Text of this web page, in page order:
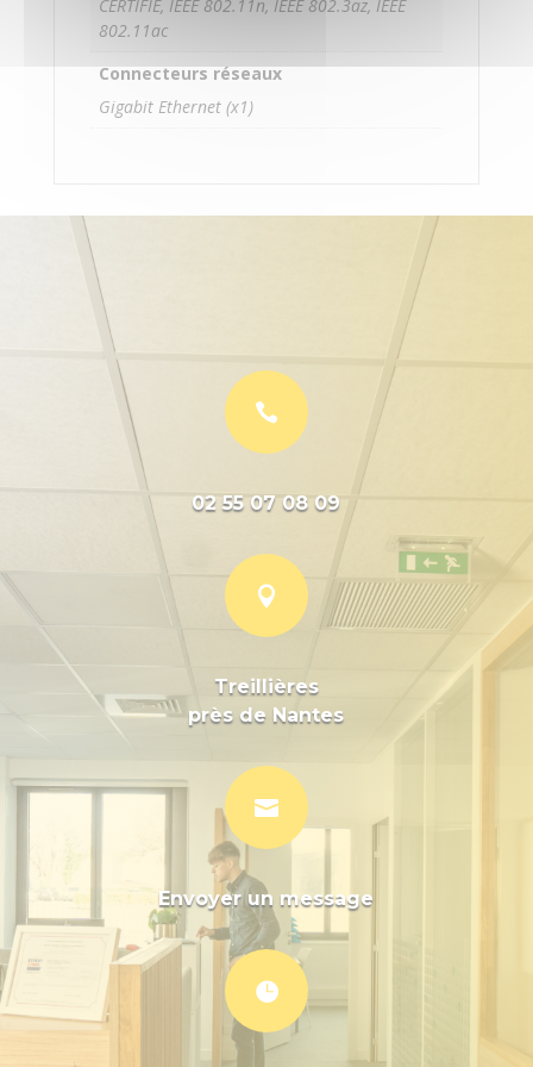
CERTIFIÉ, IEEE 802.11n, IEEE 802.3az, IEEE
802.11ac
Connecteurs réseaux
Gigabit Ethernet (x1)

02 55 07 08 09

Treillières
près de Nantes

Envoyer un message
